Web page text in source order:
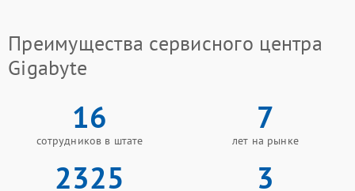
Преимущества сервисного центра
Gigabyte
16
сотрудников в штате
7
лет на рынке
2325 3